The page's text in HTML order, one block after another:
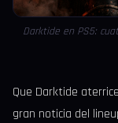
Darktide en PS5:
Que Darktide
gran noticia del